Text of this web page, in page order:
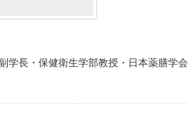
学長・保健衛生学部教授・日本薬膳学